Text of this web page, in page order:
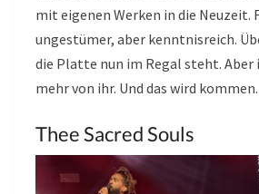
mit eigenen Werken in die Neuzeit.
ungestümer, aber kenntnisreich.
die Platte nun im Regal steht. Aber
mehr von ihr. Und das wird kommen.
Thee Sacred Souls